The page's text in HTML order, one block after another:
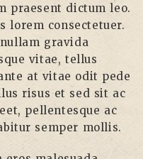
praesent dictum leo.
lorem consectetuer.
gravida
vitae, tellus
at vitae odit pede
risus et sed sit ac
pellentesque ac
semper mollis.